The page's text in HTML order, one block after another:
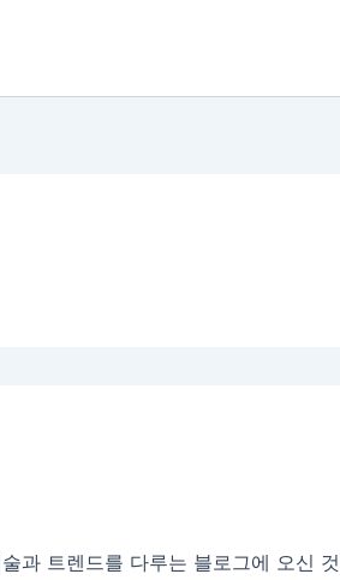
과 트렌드를 다루는 블로그에 오신